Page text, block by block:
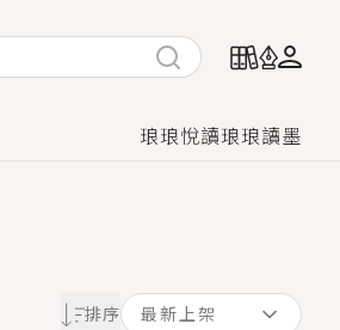
琅琅悅讀琅琅讀墨
居然還後悔了？
排序 最新上架